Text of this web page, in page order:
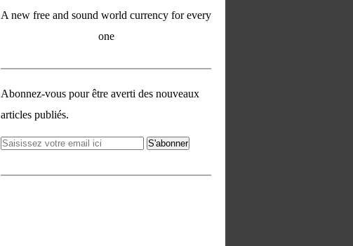
A new free and sound world currency for every
one
Abonnez-vous pour être averti des nouveaux
articles publiés.